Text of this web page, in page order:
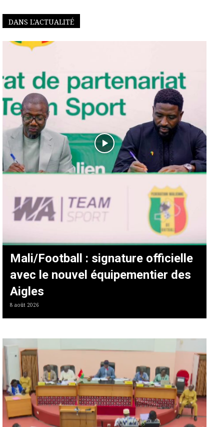
DANS L'ACTUALITÉ
Mali/Football : signature officielle
avec le nouvel équipementier des
Aigles
8 août 2026